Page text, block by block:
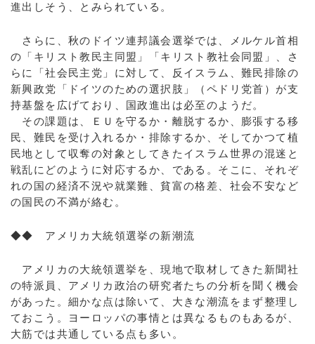
進出しそう、とみられている。
さらに、秋のドイツ連邦議会選挙では、メルケル首相
の「キリスト教民主同盟」「キリスト教社会同盟」、さ
らに「社会民主党」に対して、反イスラム、難民排除の
新興政党「ドイツのための選択肢」（ペドリ党首）が支
持基盤を広げており、国政進出は必至のようだ。
その課題は、ＥＵを守るか・離脱するか、膨張する移
民、難民を受け入れるか・排除するか、そしてかつて植
民地として収奪の対象としてきたイスラム世界の混迷と
戦乱にどのように対応するか、である。そこに、それぞ
れの国の経済不況や就業難、貧富の格差、社会不安など
の国民の不満が絡む。
◆◆ アメリカ大統領選挙の新潮流
アメリカの大統領選挙を、現地で取材してきた新聞社
の特派員、アメリカ政治の研究者たちの分析を聞く機会
があった。細かな点は除いて、大きな潮流をまず整理し
ておこう。ヨーロッパの事情とは異なるものもあるが、
大筋では共通している点も多い。